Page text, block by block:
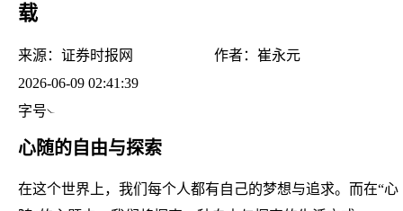
载
来源： 证券时报网 作者： 崔永元
2026-06-09 02:41:39
字号
心随的自由与探索
在这个世界上，我们每个人都有自己的梦想与追求。而在“心